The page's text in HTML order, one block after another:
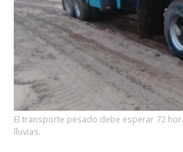
El transporte pesado debe esperar 72
lluvias.